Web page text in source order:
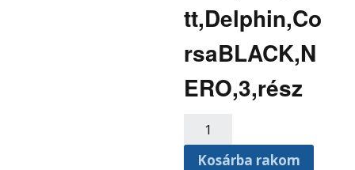
tt,Delphin,Co
rsaBLACK,N
ERO,3,rész
Kosárba rakom